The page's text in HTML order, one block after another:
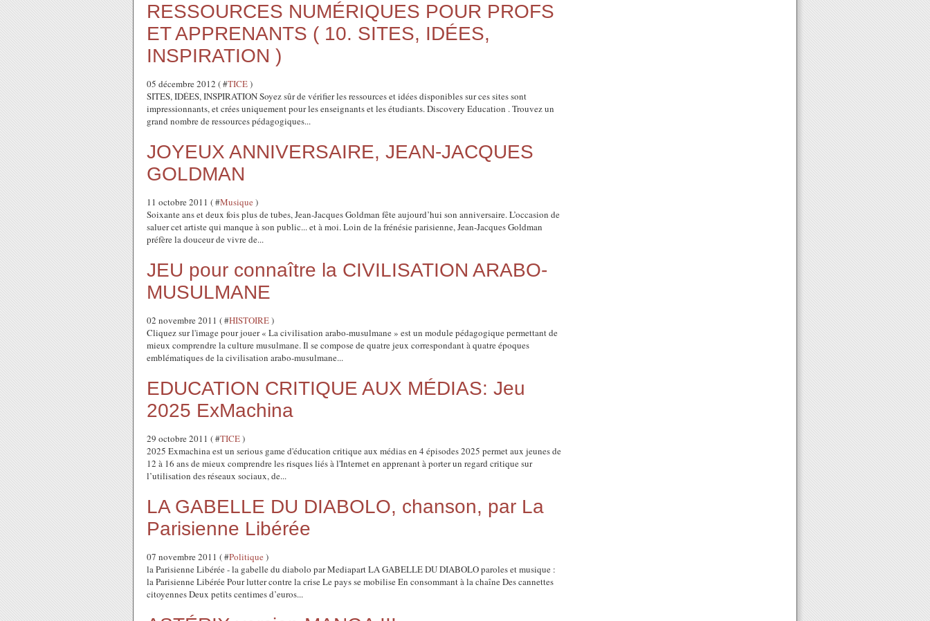
RESSOURCES NUMÉRIQUES POUR PROFS
ET APPRENANTS ( 10. SITES, IDÉES,
INSPIRATION )
05 décembre 2012 ( #TICE)
SITES, IDÉES, INSPIRATION Soyez sûr de vérifier les ressources et idées disponibles sur ces sites sont
impressionnants, et crées uniquement pour les enseignants et les étudiants. Discovery Education . Trouvez un
grand nombre de ressources pédagogiques...
JOYEUX ANNIVERSAIRE, JEAN-JACQUES
GOLDMAN
11 octobre 2011 ( #Musique)
Soixante ans et deux fois plus de tubes, Jean-Jacques Goldman fête aujourd’hui son anniversaire. L’occasion de
saluer cet artiste qui manque à son public... et à moi. Loin de la frénésie parisienne, Jean-Jacques Goldman
préfère la douceur de vivre de...
JEU pour connaître la CIVILISATION ARABO-
MUSULMANE
02 novembre 2011 ( #HISTOIRE)
Cliquez sur l'image pour jouer « La civilisation arabo-musulmane » est un module pédagogique permettant de
mieux comprendre la culture musulmane. Il se compose de quatre jeux correspondant à quatre époques
emblématiques de la civilisation arabo-musulmane...
EDUCATION CRITIQUE AUX MÉDIAS: Jeu
2025 ExMachina
29 octobre 2011 ( #TICE)
2025 Exmachina est un serious game d'éducation critique aux médias en 4 épisodes 2025 permet aux jeunes de
12 à 16 ans de mieux comprendre les risques liés à l'Internet en apprenant à porter un regard critique sur
l’utilisation des réseaux sociaux, de...
LA GABELLE DU DIABOLO, chanson, par La
Parisienne Libérée
07 novembre 2011 ( #Politique)
la Parisienne Libérée - la gabelle du diabolo par Mediapart LA GABELLE DU DIABOLO paroles et musique :
la Parisienne Libérée Pour lutter contre la crise Le pays se mobilise En consommant à la chaîne Des cannettes
citoyennes Deux petits centimes d’euros...